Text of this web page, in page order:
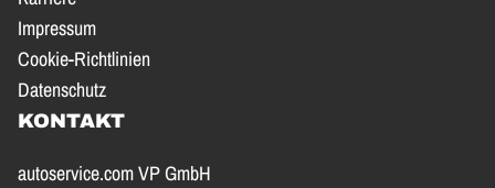
Impressum
Cookie-Richtlinien
Datenschutz
KONTAKT
autoservice.com VP GmbH